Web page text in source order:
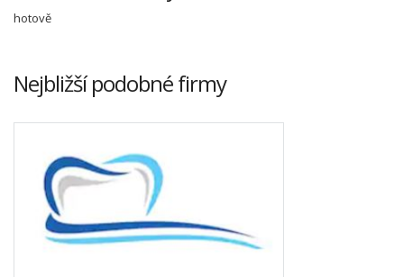
hotově
Nejbližší podobné firmy